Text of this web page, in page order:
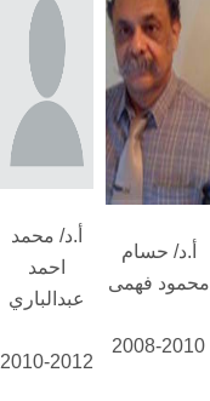
أ.د/ محمد
احمد
عبدالباري
2010-2012
أ.د/ حسام
محمود فهمى
2008-2010